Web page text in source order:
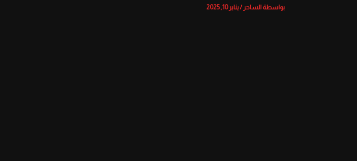
بواسطة الساحر/يناير 10, 2025